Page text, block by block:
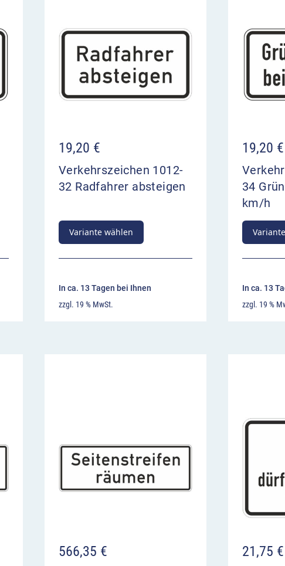
19,20 €
Verkehrszeichen 1012-
32 Radfahrer absteigen
Variante wählen
In ca. 13 Tagen bei Ihnen
zzgl. 19 % MwSt.
19,20 €
34
km/h
In ca. 13
zzgl. 19 %
566,35 € 21,75 €